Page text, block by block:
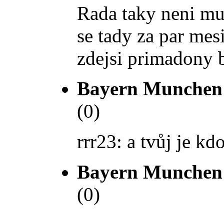
Rada taky neni
se tady za par
zdejsi primadony
Bayern Munchen
(0)
rrr23: a tvůj je
Bayern Munchen
(0)